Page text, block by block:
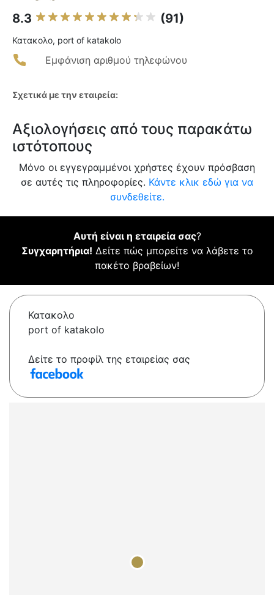
8.3 (91)
Κατακολο, port of katakolo
Εμφάνιση αριθμού τηλεφώνου
Σχετικά με την εταιρεία:
Αξιολογήσεις από τους παρακάτω
ιστότοπους
Μόνο οι εγγεγραμμένοι χρήστες έχουν πρόσβαση
σε αυτές τις πληροφορίες. Κάντε κλικ εδώ για να
συνδεθείτε.
Αυτή είναι η εταιρεία σας?
Συγχαρητήρια! Δείτε πώς μπορείτε να λάβετε το
πακέτο βραβείων!
Κατακολο
port of katakolo
Δείτε το προφίλ της εταιρείας σας